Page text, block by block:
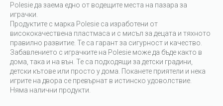
Polesie да заема едно от водещите места на пазара за
играчки.
Продуктите с марка Polesie са изработени от
висококачествена пластмаса и с мисъл за децата и тяхното
правилно развитие. Те са гарант за сигурност и качество.
Забавлението с играчките на Polesie може да бъде както в
дома, така и на вън. Те са подходящи за детски градини,
детски кътове или просто у дома. Поканете приятели и нека
игрите на двора се превърнат в истинско удоволствие.
Няма налични продукти.